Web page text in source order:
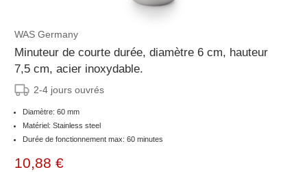
WAS Germany
Minuteur de courte durée, diamètre 6 cm, hauteur
7,5 cm, acier inoxydable.
2-4 jours ouvrés
Diamètre: 60 mm
Matériel: Stainless steel
Durée de fonctionnement max: 60 minutes
10,88 €